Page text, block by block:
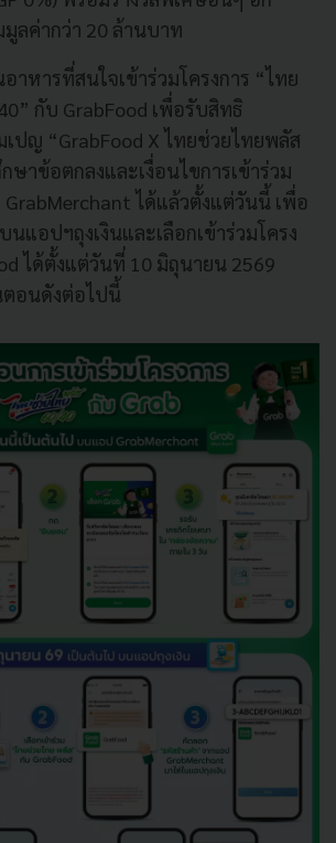
มูลค่ากว่า 20 ล้านบาท
าหารที่สนใจเข้าร่วมโครงการ “ไทย
กับ GrabFood เพื่อรับสิทธิ
ปญ “GrabFood X ไทยช่วยไทยพลัส
ษาข้อตกลงและเงื่อนไขการเข้าร่วม
ได้แล้วตั้งแต่วันนี้ เพื่อ
นแอปฯถุงเงินและเลือกเข้าร่วมโครง
ได้ตั้งแต่วันที่ 10 มิถุนายน 2569
อนดังต่อไปนี้